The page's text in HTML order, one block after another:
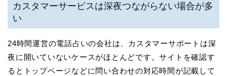
カスタマーサービスは深夜つながらない場合が多
い
24時間運営の電話占いの会社は、カスタマーサポートは深
夜に開いていないケースがほとんどです。サイトを確認す
るとトップページなどに問い合わせの対応時間が記載して